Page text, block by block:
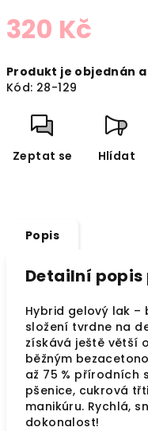
320 Kč
cena:
Produkt je objednán
Kód: 28-129
Zeptat se Hlídat
Popis
Detailní
Hybrid gelový lak –
složení tvrdne na
získává ještě větší
běžným
až 75 % přírodních
pšenice, cukrová
manikúru. Rychlá,
dokonalost!